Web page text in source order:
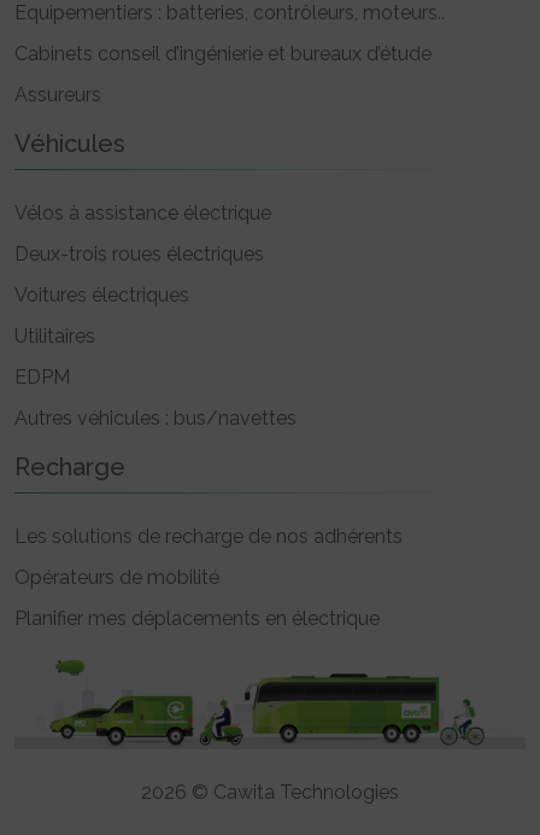
Equipementiers : batteries, contrôleurs, moteurs..
Cabinets conseil d’ingénierie et bureaux d’étude
Assureurs
Véhicules
Vélos à assistance électrique
Deux-trois roues électriques
Voitures électriques
Utilitaires
EDPM
Autres véhicules : bus/navettes
Recharge
Les solutions de recharge de nos adhérents
Opérateurs de mobilité
Planifier mes déplacements en électrique
2026 © Cawita Technologies